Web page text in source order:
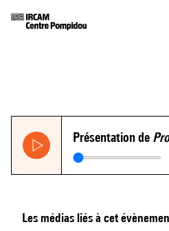
Présentation de
Les médias liés à cet